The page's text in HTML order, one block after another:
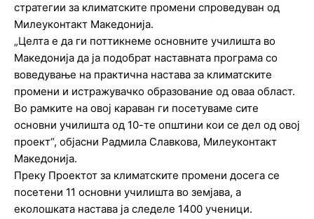
стратегии за климатските промени спроведуван од
Милеуконтакт Македонија.
„Целта е да ги поттикнеме основните училишта во
Македонија да ја подобрат наставната програма со
воведување на практична настава за климатските
промени и истражувачко образование од оваа област.
Во рамките на овој караван ги посетуваме сите
основни училишта од 10-те општини кои се дел од овој
проект“, објасни Радмила Славкова, Милеуконтакт
Македонија.
Преку Проектот за климатските промени досега се
посетени 11 основни училишта во земјава, а
еколошката настава ја следеле 1400 ученици.